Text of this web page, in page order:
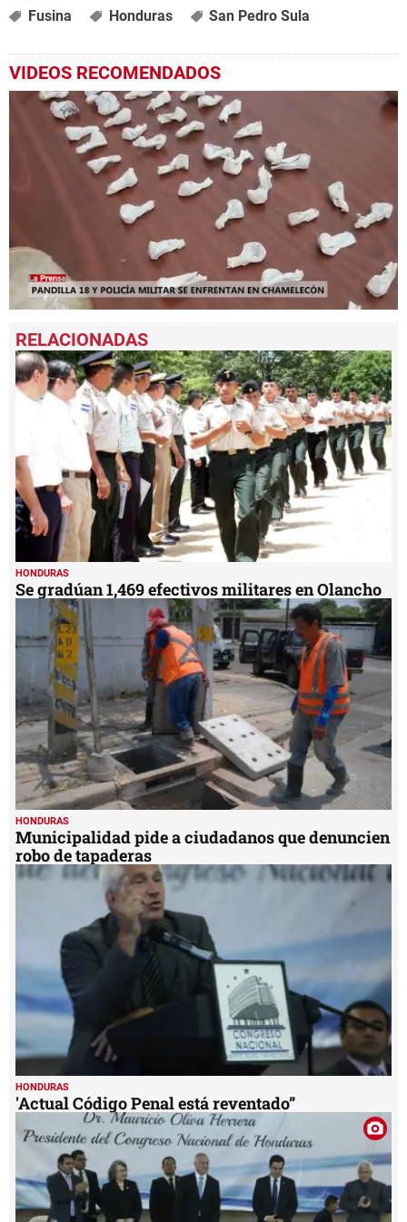
Fusina Honduras San Pedro Sula
VIDEOS RECOMENDADOS
seconds
of
1
minute,
26
seconds
HONDURAS
Se gradúan 1,469 efectivos militares en Olancho
HONDURAS
Municipalidad pide a ciudadanos que denuncien
robo de tapaderas
HONDURAS
'Actual Código Penal está reventado”